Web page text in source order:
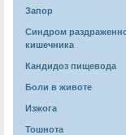
Запор
Синдром
кишечника
Кандидоз пищевода
Боли в животе
Изжога
Тошнота